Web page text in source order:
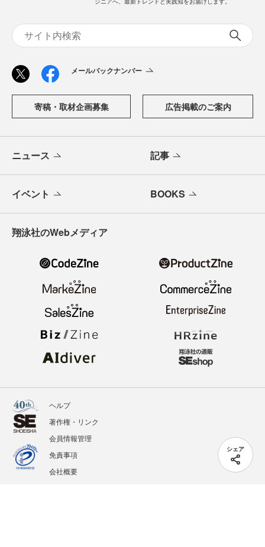
シェア
メールバックナンバー
寄稿・取材企画募集 広告掲載のご案内
ニュース 記事
イベント BOOKS
翔泳社のWebメディア
ヘルプ
著作権・リンク
会員情報管理
免責事項
会社概要